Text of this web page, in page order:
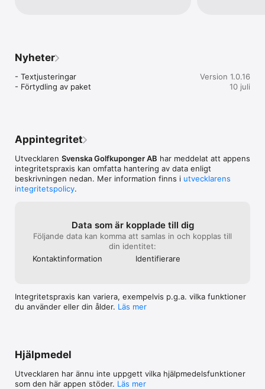
Nyheter
- Textjusteringar
- Förtydling av paket
Version 1.0.16
10 juli
Appintegritet
Utvecklaren Svenska Golfkuponger AB har meddelat att appens
integritetspraxis kan omfatta hantering av data enligt
beskrivningen nedan. Mer information finns i utvecklarens
integritetspolicy.
Data som är kopplade till dig
Följande data kan komma att samlas in och kopplas till
din identitet:
Kontakt­information
Identifierare
Integritetspraxis kan variera, exempelvis p.g.a. vilka funktioner
du använder eller din ålder. Läs mer
Hjälpmedel
Utvecklaren har ännu inte uppgett vilka hjälpmedels­funktioner
som den här appen stöder. Läs mer